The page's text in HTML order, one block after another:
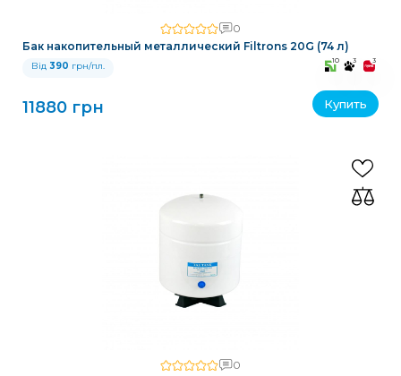
0
Бак накопительный металлический Filtrons 20G (74 л)
Від 390 грн/пл. 10 3 3
11880 грн Купить
0